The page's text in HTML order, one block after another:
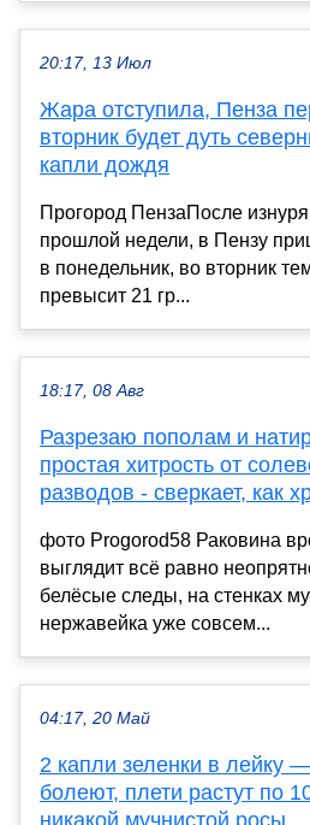
20:17, 13 Июл
Жара отступила, Пенза
вторник будет дуть
капли дождя
Прогород ПензаПосле
прошлой недели, в Пензу
в понедельник, во вторник
превысит 21 гр...
18:17, 08 Авг
Разрезаю пополам и
простая хитрость от
разводов - сверкает, как
фото Progorod58 Раковина
выглядит всё равно
белёсые следы, на стенках
нержавейка уже совсем...
04:17, 20 Май
2 капли зеленки в лейку
болеют, плети растут по
никакой мучнистой росы